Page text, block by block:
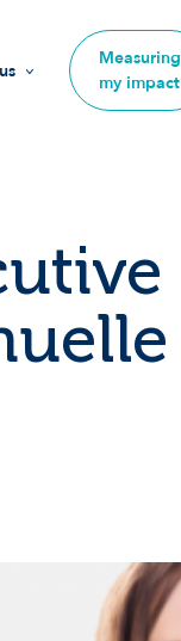
Measuring
my impact